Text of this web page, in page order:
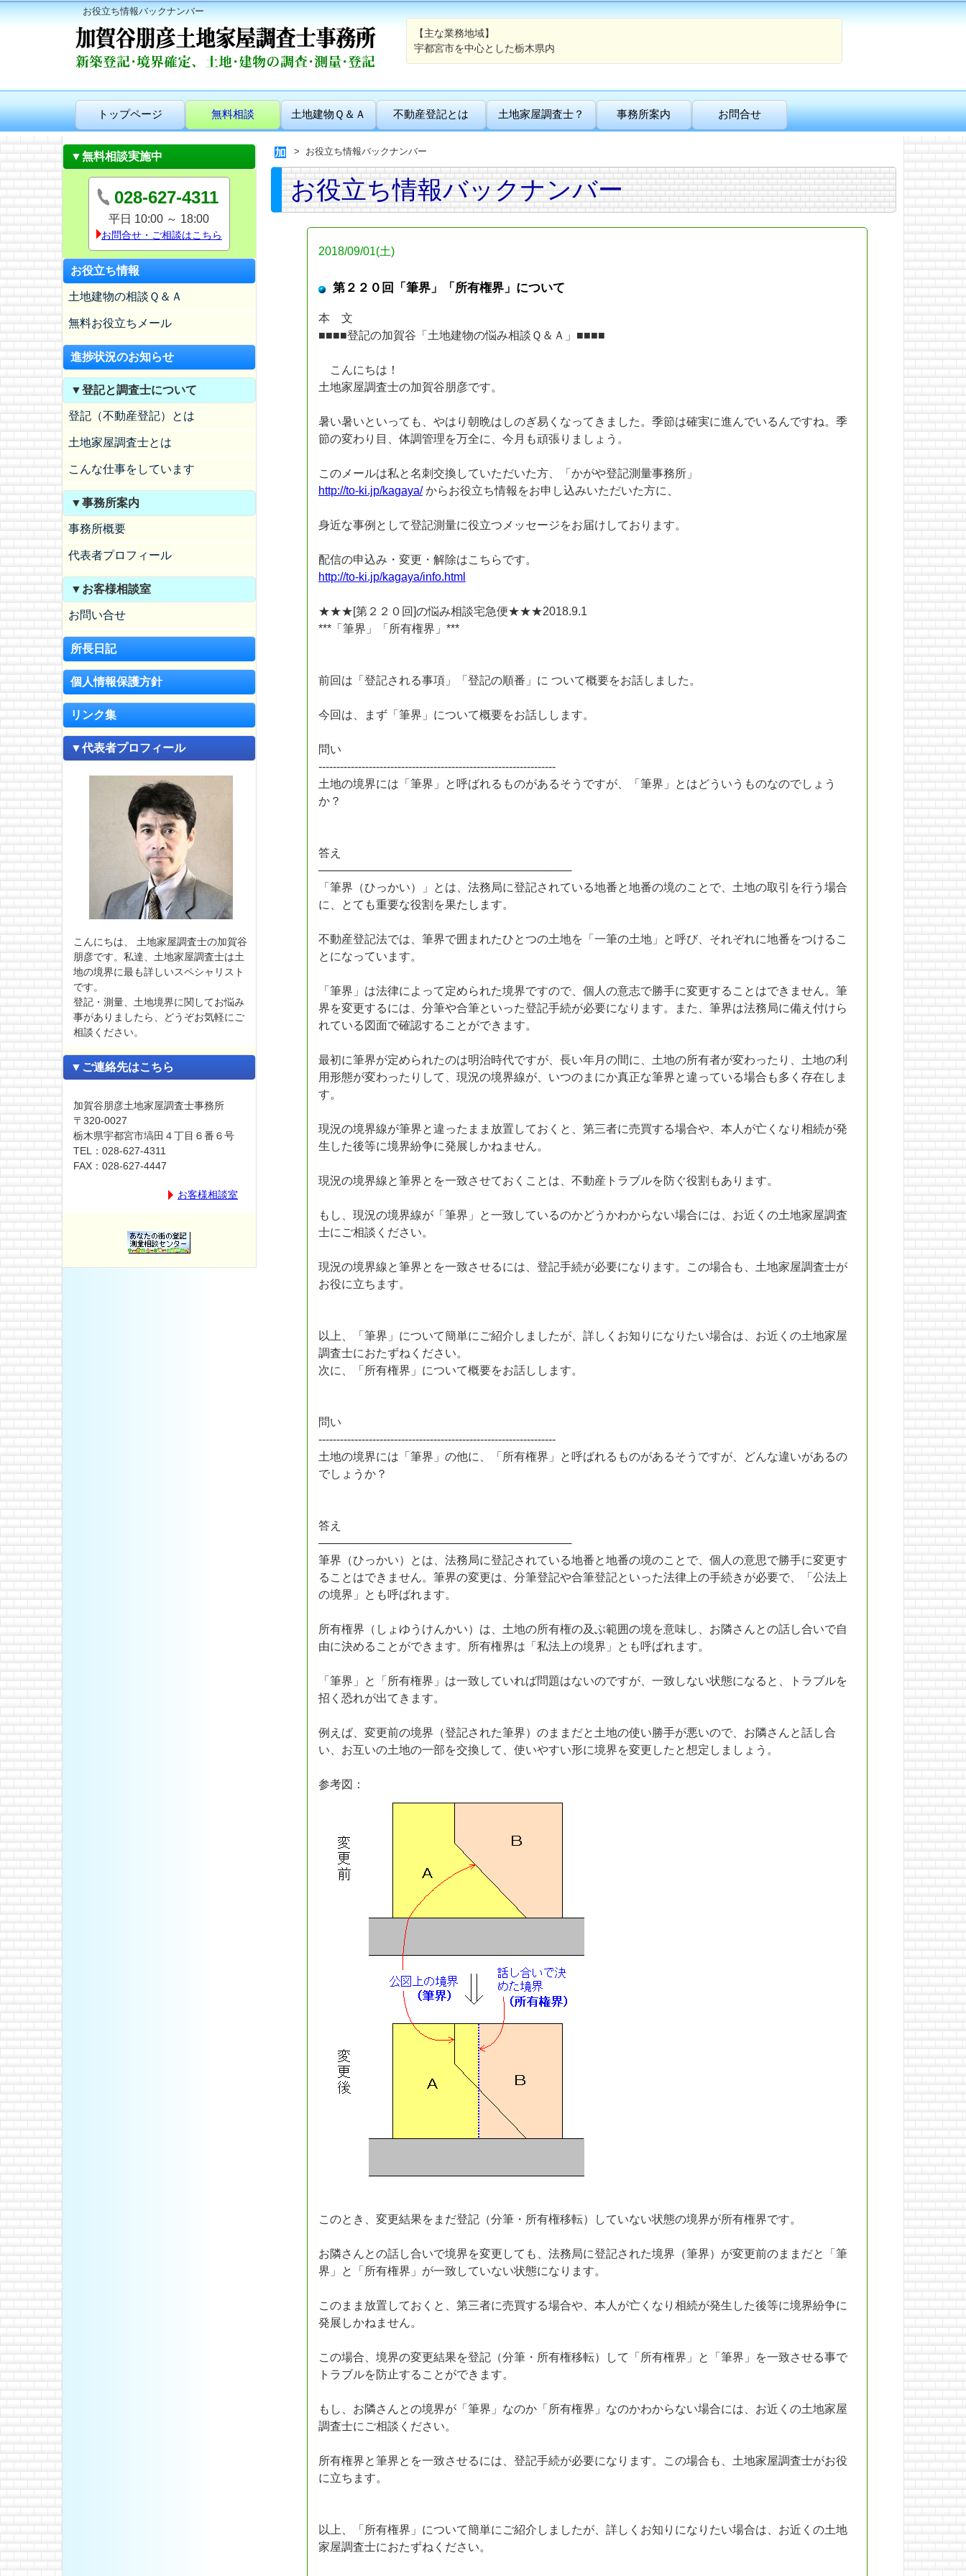
お役立ち情報バックナンバー
【主な業務地域】
宇都宮市を中心とした栃木県内
トップページ 無料相談 土地建物Ｑ＆Ａ 不動産登記とは 土地家屋調査士？ 事務所案内 お問合せ
▼無料相談実施中
028-627-4311
平日 10:00 ～ 18:00
お問合せ・ご相談はこちら
お役立ち情報
土地建物の相談Ｑ＆Ａ
無料お役立ちメール
進捗状況のお知らせ
▼登記と調査士について
登記（不動産登記）とは
土地家屋調査士とは
こんな仕事をしています
▼事務所案内
事務所概要
代表者プロフィール
▼お客様相談室
お問い合せ
所長日記
個人情報保護方針
リンク集
▼代表者プロフィール
こんにちは、 土地家屋調査士の加賀谷
朋彦です。私達、土地家屋調査士は土
地の境界に最も詳しいスペシャリスト
です。
登記・測量、土地境界に関してお悩み
事がありましたら、どうぞお気軽にご
相談ください。
▼ご連絡先はこちら
加賀谷朋彦土地家屋調査士事務所
〒320-0027
栃木県宇都宮市塙田４丁目６番６号
TEL：028-627-4311
FAX：028-627-4447
お客様相談室
お役立ち情報バックナンバー
お役立ち情報バックナンバー
2018/09/01(土)
第２２０回「筆界」「所有権界」について
本 文
■■■■登記の加賀谷「土地建物の悩み相談Ｑ＆Ａ」■■■■
こんにちは！
土地家屋調査士の加賀谷朋彦です。
暑い暑いといっても、やはり朝晩はしのぎ易くなってきました。季節は確実に進んでいるんですね。季
節の変わり目、体調管理を万全に、今月も頑張りましょう。
このメールは私と名刺交換していただいた方、「かがや登記測量事務所」
http://to-ki.jp/kagaya/からお役立ち情報をお申し込みいただいた方に、
身近な事例として登記測量に役立つメッセージをお届けしております。
配信の申込み・変更・解除はこちらです。
http://to-ki.jp/kagaya/info.html
★★★[第２２０回]の悩み相談宅急便★★★2018.9.1
***「筆界」「所有権界」***
前回は「登記される事項」「登記の順番」に ついて概要をお話しました。
今回は、まず「筆界」について概要をお話しします。
問い
------------------------------------------------------------------
土地の境界には「筆界」と呼ばれるものがあるそうですが、「筆界」とはどういうものなのでしょう
か？
答え
────────────────────────────────
「筆界（ひっかい）」とは、法務局に登記されている地番と地番の境のことで、土地の取引を行う場合
に、とても重要な役割を果たします。
不動産登記法では、筆界で囲まれたひとつの土地を「一筆の土地」と呼び、それぞれに地番をつけるこ
とになっています。
「筆界」は法律によって定められた境界ですので、個人の意志で勝手に変更することはできません。筆
界を変更するには、分筆や合筆といった登記手続が必要になります。また、筆界は法務局に備え付けら
れている図面で確認することができます。
最初に筆界が定められたのは明治時代ですが、長い年月の間に、土地の所有者が変わったり、土地の利
用形態が変わったりして、現況の境界線が、いつのまにか真正な筆界と違っている場合も多く存在しま
す。
現況の境界線が筆界と違ったまま放置しておくと、第三者に売買する場合や、本人が亡くなり相続が発
生した後等に境界紛争に発展しかねません。
現況の境界線と筆界とを一致させておくことは、不動産トラブルを防ぐ役割もあります。
もし、現況の境界線が「筆界」と一致しているのかどうかわからない場合には、お近くの土地家屋調査
士にご相談ください。
現況の境界線と筆界とを一致させるには、登記手続が必要になります。この場合も、土地家屋調査士が
お役に立ちます。
以上、「筆界」について簡単にご紹介しましたが、詳しくお知りになりたい場合は、お近くの土地家屋
調査士におたずねください。
次に、「所有権界」について概要をお話しします。
問い
------------------------------------------------------------------
土地の境界には「筆界」の他に、「所有権界」と呼ばれるものがあるそうですが、どんな違いがあるの
でしょうか？
答え
────────────────────────────────
筆界（ひっかい）とは、法務局に登記されている地番と地番の境のことで、個人の意思で勝手に変更す
ることはできません。筆界の変更は、分筆登記や合筆登記といった法律上の手続きが必要で、「公法上
の境界」とも呼ばれます。
所有権界（しょゆうけんかい）は、土地の所有権の及ぶ範囲の境を意味し、お隣さんとの話し合いで自
由に決めることができます。所有権界は「私法上の境界」とも呼ばれます。
「筆界」と「所有権界」は一致していれば問題はないのですが、一致しない状態になると、トラブルを
招く恐れが出てきます。
例えば、変更前の境界（登記された筆界）のままだと土地の使い勝手が悪いので、お隣さんと話し合
い、お互いの土地の一部を交換して、使いやすい形に境界を変更したと想定しましょう。
参考図：
このとき、変更結果をまだ登記（分筆・所有権移転）していない状態の境界が所有権界です。
お隣さんとの話し合いで境界を変更しても、法務局に登記された境界（筆界）が変更前のままだと「筆
界」と「所有権界」が一致していない状態になります。
このまま放置しておくと、第三者に売買する場合や、本人が亡くなり相続が発生した後等に境界紛争に
発展しかねません。
この場合、境界の変更結果を登記（分筆・所有権移転）して「所有権界」と「筆界」を一致させる事で
トラブルを防止することができます。
もし、お隣さんとの境界が「筆界」なのか「所有権界」なのかわからない場合には、お近くの土地家屋
調査士にご相談ください。
所有権界と筆界とを一致させるには、登記手続が必要になります。この場合も、土地家屋調査士がお役
に立ちます。
以上、「所有権界」について簡単にご紹介しましたが、詳しくお知りになりたい場合は、お近くの土地
家屋調査士におたずねください。